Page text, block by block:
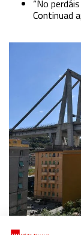
“No
Continuad
MUNDO